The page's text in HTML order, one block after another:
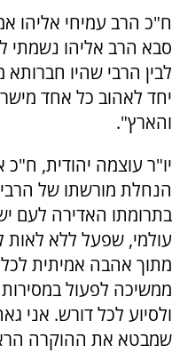
ח"כ הרב עמיחי אליהו
סבא הרב אליהו נשמתי
לבין הרבי שהיו
יחד לאהוב כל אחד
והארץ".
יו"ר עוצמה יהודית, ח"כ
הנחלת מורשתו של
בתרומתו האדירה לעם
עולמי, שפעל ללא לאות
מתוך אהבה אמיתית
ממשיכה לפעול במסירות
ולסיוע לכל דורש. אני
שמבטא את ההוקרה